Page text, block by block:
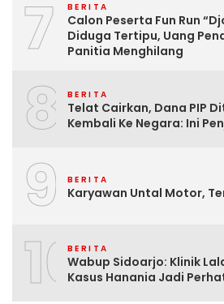
7 BERITA
Calon Peserta Fun Run
Diduga Tertipu, Uang
Panitia Menghilang
8 BERITA
Telat Cairkan, Dana PIP
Kembali Ke Negara: Ini
9 BERITA
Karyawan Untal Motor,
10BERITA
Wabup Sidoarjo: Klinik
Kasus Hanania Jadi